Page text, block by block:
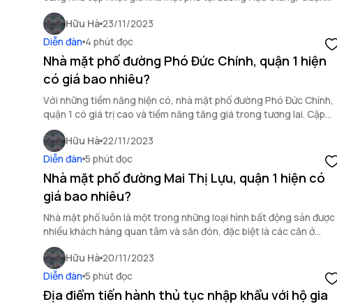
Tân Bình qua bài viết sau.
Hữu Hà 23/11/2023
Diễn đàn 4 phút đọc
Nhà mặt phố đường Phó Đức Chính, quận 1 hiện
có giá bao nhiêu?
Với những tiềm năng hiện có, nhà mặt phố đường Phó Đức Chính,
quận 1 có giá trị cao và tiềm năng tăng giá trong tương lai. Cập
nhật giá mặt phố mới nhất trong bài viết này.
Hữu Hà 22/11/2023
Diễn đàn 5 phút đọc
Nhà mặt phố đường Mai Thị Lựu, quận 1 hiện có
giá bao nhiêu?
Nhà mặt phố luôn là một trong những loại hình bất động sản được
nhiều khách hàng quan tâm và săn đón, đặc biệt là các căn ở
tuyến đường Mai Thị Lựu, quận 1, TP HCM.
Hữu Hà 20/11/2023
Diễn đàn 5 phút đọc
Địa điểm tiến hành thủ tục nhập khẩu với hộ gia